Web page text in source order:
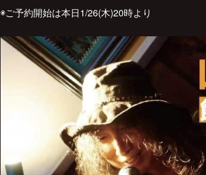
◉ご予約開始は本日1/26(木)20時より